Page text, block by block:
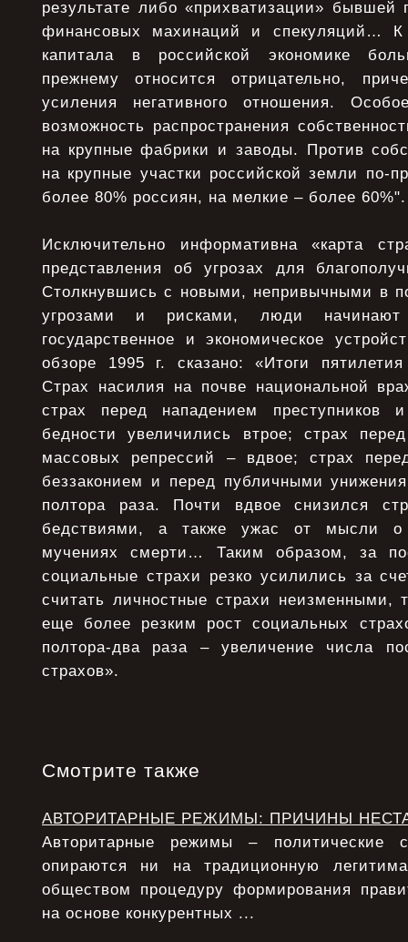
результате либо «прихватизации» бывшей
финансовых махинаций и спекуляций… К
капитала в российской экономике
прежнему относится отрицательно,
усиления негативного отношения.
возможность распространения
на крупные фабрики и заводы. Против
на крупные участки российской земли по-
более 80% россиян, на мелкие – более 60%".
Исключительно информативна «карта
представления об угрозах для
Столкнувшись с новыми, непривычными в
угрозами и рисками, люди начинают
государственное и экономическое
обзоре 1995 г. сказано: «Итоги
Страх насилия на почве национальной
страх перед нападением преступников
бедности увеличились втрое; страх
массовых репрессий – вдвое; страх
беззаконием и перед публичными
полтора раза. Почти вдвое снизился
бедствиями, а также ужас от мысли о
мучениях смерти… Таким образом, за
социальные страхи резко усилились за
считать личностные страхи неизменными,
еще более резким рост социальных
полтора-два раза – увеличение числа
страхов».
Смотрите также
АВТОРИТАРНЫЕ РЕЖИМЫ: ПРИЧИНЫ
Авторитарные режимы – политические
опираются ни на традиционную
обществом процедуру формирования
на основе конкурентных ...